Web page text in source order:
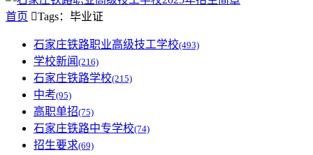
首页 Tags：毕业证
石家庄铁路职业高级技工学校(493)
学校新闻 (216)
石家庄铁路学校(215)
中考(95)
高职单招(75)
石家庄铁路中专学校(74)
招生要求(69)